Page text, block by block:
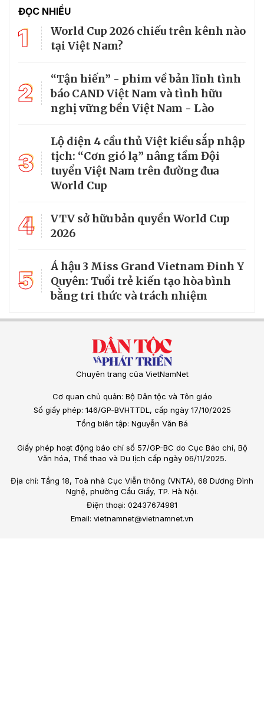
ĐỌC NHIỀU
1
World Cup 2026 chiếu trên kênh nào
tại Việt Nam?
2
“Tận hiến” - phim về bản lĩnh tình
báo CAND Việt Nam và tình hữu
nghị vững bền Việt Nam - Lào
3
Lộ diện 4 cầu thủ Việt kiều sắp nhập
tịch: “Cơn gió lạ” nâng tầm Đội
tuyển Việt Nam trên đường đua
World Cup
4
VTV sở hữu bản quyền World Cup
2026
5
Á hậu 3 Miss Grand Vietnam Đinh Y
Quyên: Tuổi trẻ kiến tạo hòa bình
bằng tri thức và trách nhiệm
Chuyên trang của VietNamNet
Cơ quan chủ quản: Bộ Dân tộc và Tôn giáo
Số giấy phép: 146/GP-BVHTTDL, cấp ngày 17/10/2025
Tổng biên tập: Nguyễn Văn Bá
Giấy phép hoạt động báo chí số 57/GP-BC do Cục Báo chí, Bộ
Văn hóa, Thể thao và Du lịch cấp ngày 06/11/2025.
Địa chỉ: Tầng 18, Toà nhà Cục Viễn thông (VNTA), 68 Dương Đình
Nghệ, phường Cầu Giấy, TP. Hà Nội.
Điện thoại: 02437674981
Email: vietnamnet@vietnamnet.vn